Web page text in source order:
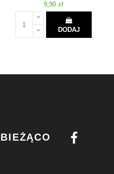
9,90 zł
DODAJ